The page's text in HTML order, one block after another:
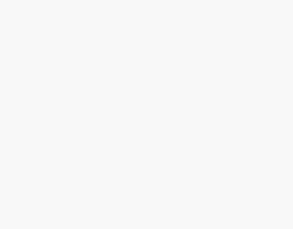
Youtubessa
välilehdessä